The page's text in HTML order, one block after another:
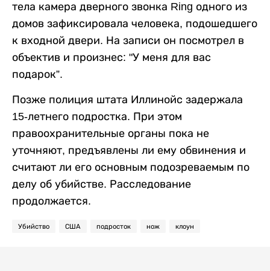
тела камера дверного звонка Ring одного из
домов зафиксировала человека, подошедшего
к входной двери. На записи он посмотрел в
объектив и произнес: "У меня для вас
подарок”.
Позже полиция штата Иллинойс задержала
15-летнего подростка. При этом
правоохранительные органы пока не
уточняют, предъявлены ли ему обвинения и
считают ли его основным подозреваемым по
делу об убийстве. Расследование
продолжается.
Убийство США подросток нож клоун